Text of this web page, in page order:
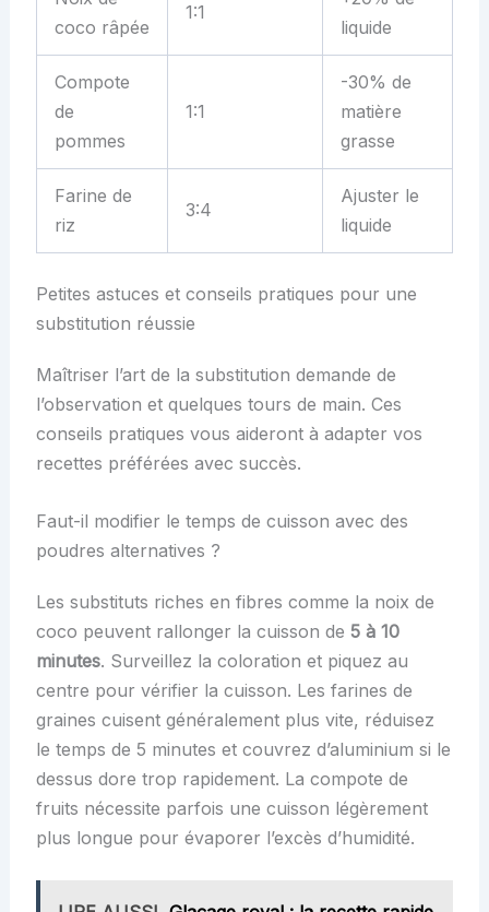
coco râpée
1:1
liquide
Compote
de
pommes
1:1
-30% de
matière
grasse
Farine de
riz
3:4
Ajuster le
liquide
Petites astuces et conseils pratiques pour une
substitution réussie
Maîtriser l’art de la substitution demande de
l’observation et quelques tours de main. Ces
conseils pratiques vous aideront à adapter vos
recettes préférées avec succès.
Faut-il modifier le temps de cuisson avec des
poudres alternatives ?
Les substituts riches en fibres comme la noix de
coco peuvent rallonger la cuisson de 5 à 10
minutes. Surveillez la coloration et piquez au
centre pour vérifier la cuisson. Les farines de
graines cuisent généralement plus vite, réduisez
le temps de 5 minutes et couvrez d’aluminium si le
dessus dore trop rapidement. La compote de
fruits nécessite parfois une cuisson légèrement
plus longue pour évaporer l’excès d’humidité.